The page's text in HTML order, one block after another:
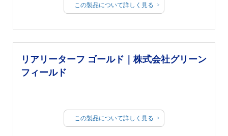
この製品について詳しく見る
リアリーターフ ゴールド｜株式会社グリーン
フィールド
この製品について詳しく見る